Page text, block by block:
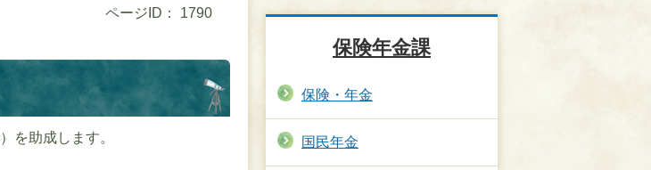
ページID：
1790
を助成します。
保険年金課
保険・年金
国民年金